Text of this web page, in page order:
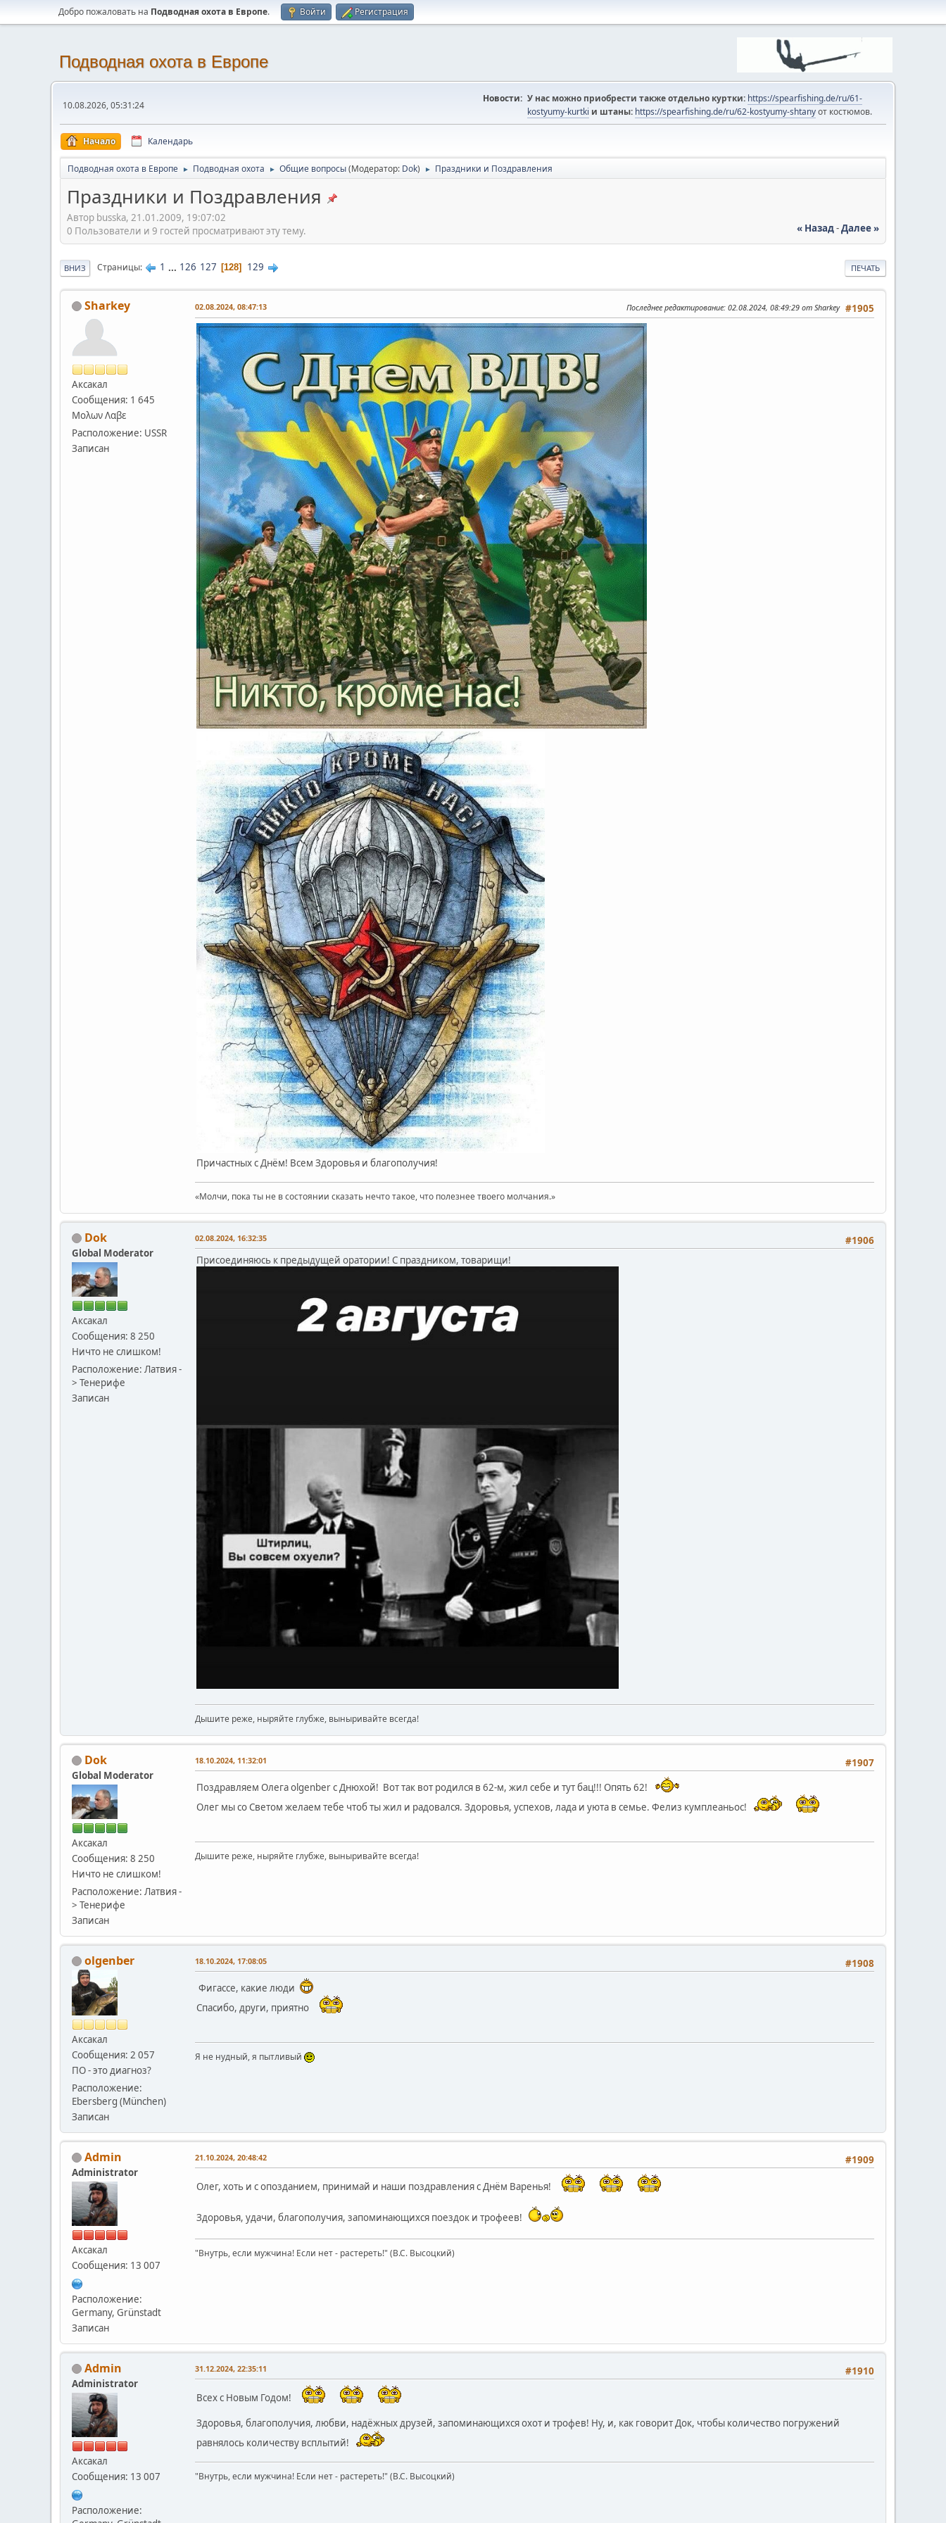
Добро пожаловать на Подводная охота в Европе. Войти Регистрация
Подводная охота в Европе
10.08.2026, 05:31:24
Новости: У нас можно приобрести также отдельно куртки: https://spearfishing.de/ru/61-
kostyumy-kurtki и штаны: https://spearfishing.de/ru/62-kostyumy-shtanyот костюмов.
Начало Календарь
Подводная охота в Европе ► Подводная охота ► Общие вопросы(Модератор: Dok) ► Праздники и Поздравления
Праздники и Поздравления
Автор busska, 21.01.2009, 19:07:02
« Назад-Далее »
0 Пользователи и 9 гостей просматривают эту тему.
ПЕЧАТЬ
ВНИЗ Страницы 1 ... 126 127 128 129
Sharkey
Аксакал
Сообщения: 1 645
Μολων Λαβε
Расположение: USSR
Записан
#1905
02.08.2024, 08:47:13 Последнее редактирование: 02.08.2024, 08:49:29 от Sharkey
Причастных с Днём! Всем Здоровья и благополучия!
«Молчи, пока ты не в состоянии сказать нечто такое, что полезнее твоего молчания.»
Dok
Global Moderator
Аксакал
Сообщения: 8 250
Ничто не слишком!
Расположение: Латвия -
> Тенерифе
Записан
#1906
02.08.2024, 16:32:35
Присоединяюсь к предыдущей оратории! С праздником, товарищи!
Дышите реже, ныряйте глубже, выныривайте всегда!
Dok
Global Moderator
Аксакал
Сообщения: 8 250
Ничто не слишком!
Расположение: Латвия -
> Тенерифе
Записан
#1907
18.10.2024, 11:32:01
Поздравляем Олега olgenber с Днюхой! Вот так вот родился в 62-м, жил себе и тут бац!!! Опять 62!
Олег мы со Светом желаем тебе чтоб ты жил и радовался. Здоровья, успехов, лада и уюта в семье. Фелиз кумплеаньос!
Дышите реже, ныряйте глубже, выныривайте всегда!
olgenber
Аксакал
Сообщения: 2 057
ПО - это диагноз?
Расположение:
Ebersberg (München)
Записан
#1908
18.10.2024, 17:08:05
Фигассе, какие люди
Спасибо, други, приятно
Я не нудный, я пытливый
Admin
Administrator
Аксакал
Сообщения: 13 007
Расположение:
Germany, Grünstadt
Записан
#1909
21.10.2024, 20:48:42
Олег, хоть и с опозданием, принимай и наши поздравления с Днём Варенья!
Здоровья, удачи, благополучия, запоминающихся поездок и трофеев!
"Внутрь, если мужчина! Если нет - растереть!" (В.С. Высоцкий)
Admin
Administrator
Аксакал
Сообщения: 13 007
Расположение:
#1910
31.12.2024, 22:35:11
Всех с Новым Годом!
Здоровья, благополучия, любви, надёжных друзей, запоминающихся охот и трофев! Ну, и, как говорит Док, чтобы количество погружений
равнялось количеству всплытий!
"Внутрь, если мужчина! Если нет - растереть!" (В.С. Высоцкий)